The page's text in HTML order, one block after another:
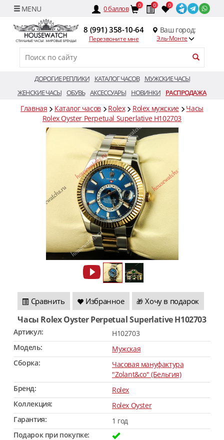
0баллов 0 0 0
8 (991) 358-10-64
Перезвоните мне
Ваш город:
Эль-Монте
ДОРОГИЕ РЕПЛИКИ КАТАЛОГ ЧАСОВ
МУЖСКИЕ ЧАСЫ
ЖЕНСКИЕ ЧАСЫ ОБУВЬ АКСЕССУАРЫ НОВИНКИ РАСПРОДАЖА
Главная Каталог часов Rolex Rolex мужские
Часы
Rolex Oyster Perpetual Superlative H102703
Сравнить Избранное 🎁 Хочу в подарок
Часы Rolex Oyster Perpetual Superlative H102703
Артикул:
H102703
Модель:
Мужская
Сборка:
Часовая мануфактура
"Zolant&co" (Бельгия)
Бренд:
Rolex
Коллекция:
Rolex Oyster
Гарантия:
1 год
Подарок при покупке: